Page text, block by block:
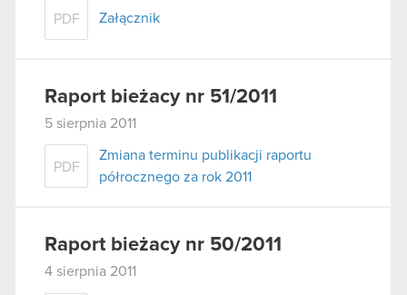
PDF Załącznik
Raport bieżacy nr 51/2011
5 sierpnia 2011
PDF
Zmiana terminu publikacji raportu
półrocznego za rok 2011
Raport bieżacy nr 50/2011
4 sierpnia 2011